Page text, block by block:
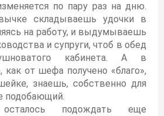
по пару раз на дню.
складываешь удочки в
на работу, и выдумываешь
и супруги, чтоб в обед
кабинета. А в
как от шефа получено «благо»,
знаешь, собственно для
подобающий.
подождать еще